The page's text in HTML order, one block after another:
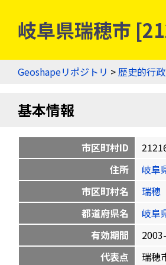
岐阜県瑞穂市
Geoshapeリポジトリ >歴史的行
基本情報
市区町村ID
住所
岐阜
市区町村名
瑞穂
都道府県名
岐阜
有効期間
代表点
瑞穂